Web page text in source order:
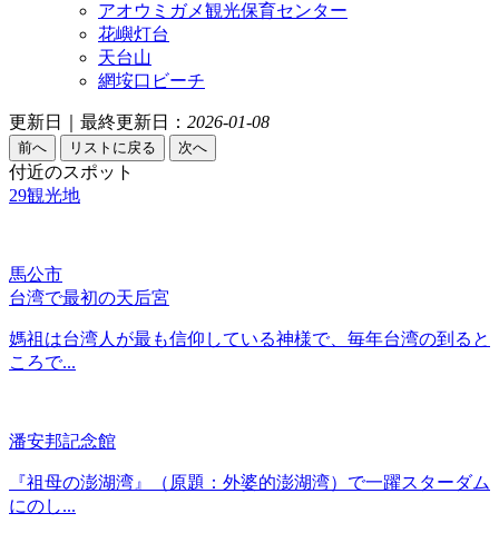
アオウミガメ観光保育センター
花嶼灯台
天台山
網垵口ビーチ
更新日｜最終更新日： 2026-01-08
付近のスポット
29観光地
馬公市
台湾で最初の天后宮
媽祖は台湾人が最も信仰している神様で、毎年台湾の到ると
ころで...
潘安邦記念館
『祖母の澎湖湾』（原題：外婆的澎湖湾）で一躍スターダム
にのし...